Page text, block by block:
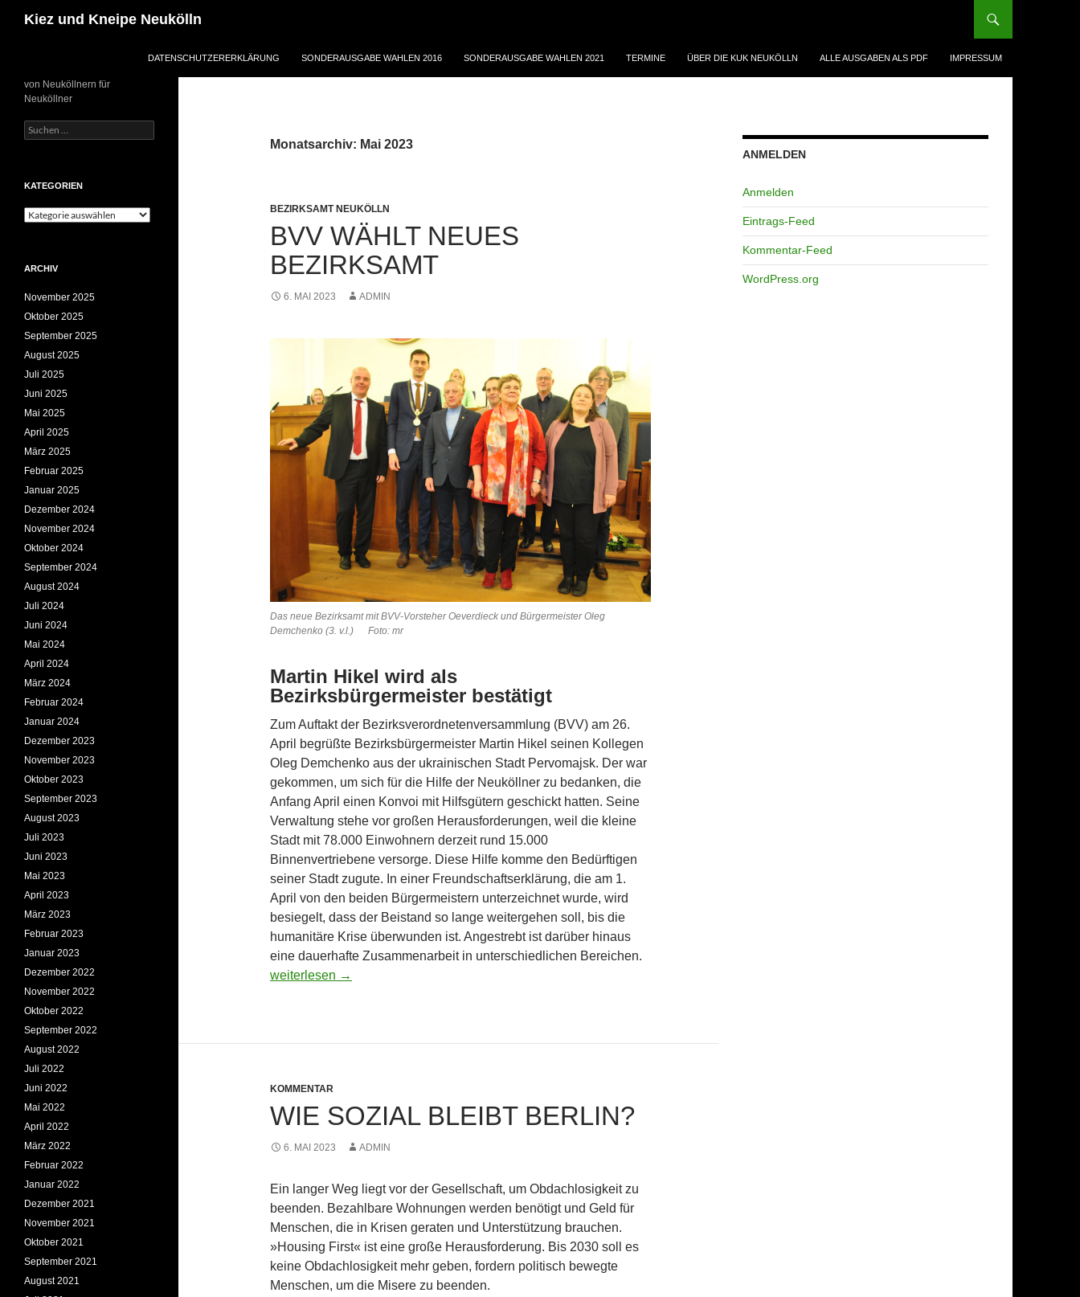
Inhalt
Kiez und Kneipe Neukölln
DATENSCHUTZERERKLÄRUNG SONDERAUSGABE WAHLEN 2016 SONDERAUSGABE WAHLEN 2021 TERMINE ÜBER DIE KUK NEUKÖLLN ALLE AUSGABEN ALS PDF IMPRESSUM
Monatsarchiv: Mai 2023
BEZIRKSAMT NEUKÖLLN
BVV WÄHLT NEUES
BEZIRKSAMT
6. MAI 2023 ADMIN
Das neue Bezirksamt mit BVV-Vorsteher Oeverdieck und Bürgermeister Oleg
Demchenko (3. v.l.) Foto: mr
Martin Hikel wird als
Bezirksbürgermeister bestätigt
Zum Auftakt der Bezirksverordnetenversammlung (BVV) am 26.
April begrüßte Bezirksbürgermeister Martin Hikel seinen Kollegen
Oleg Demchenko aus der ukrainischen Stadt Pervomajsk. Der war
gekommen, um sich für die Hilfe der Neuköllner zu bedanken, die
Anfang April einen Konvoi mit Hilfsgütern geschickt hatten. Seine
Verwaltung stehe vor großen Herausforderungen, weil die kleine
Stadt mit 78.000 Einwohnern derzeit rund 15.000
Binnenvertriebene versorge. Diese Hilfe komme den Bedürftigen
seiner Stadt zugute. In einer Freundschaftserklärung, die am 1.
April von den beiden Bürgermeistern unterzeichnet wurde, wird
besiegelt, dass der Beistand so lange weitergehen soll, bis die
humanitäre Krise überwunden ist. Angestrebt ist darüber hinaus
eine dauerhafte Zusammenarbeit in unterschiedlichen Bereichen.
BVV wählt neues Bezirksamt
weiterlesen →
KOMMENTAR
WIE SOZIAL BLEIBT BERLIN?
6. MAI 2023 ADMIN
Ein langer Weg liegt vor der Gesellschaft, um Obdachlosigkeit zu
beenden. Bezahlbare Wohnungen werden benötigt und Geld für
Menschen, die in Krisen geraten und Unterstützung brauchen.
»Housing First« ist eine große Herausforderung. Bis 2030 soll es
keine Obdachlosigkeit mehr geben, fordern politisch bewegte
Menschen, um die Misere zu beenden.
ANMELDEN
Anmelden
Eintrags-Feed
Kommentar-Feed
WordPress.org
von Neuköllnern für
Neuköllner
Suchen
nach:
KATEGORIEN
Kategorien
ARCHIV
November 2025
Oktober 2025
September 2025
August 2025
Juli 2025
Juni 2025
Mai 2025
April 2025
März 2025
Februar 2025
Januar 2025
Dezember 2024
November 2024
Oktober 2024
September 2024
August 2024
Juli 2024
Juni 2024
Mai 2024
April 2024
März 2024
Februar 2024
Januar 2024
Dezember 2023
November 2023
Oktober 2023
September 2023
August 2023
Juli 2023
Juni 2023
Mai 2023
April 2023
März 2023
Februar 2023
Januar 2023
Dezember 2022
November 2022
Oktober 2022
September 2022
August 2022
Juli 2022
Juni 2022
Mai 2022
April 2022
März 2022
Februar 2022
Januar 2022
Dezember 2021
November 2021
Oktober 2021
September 2021
August 2021